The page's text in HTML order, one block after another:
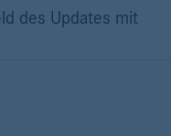
des Updates mit